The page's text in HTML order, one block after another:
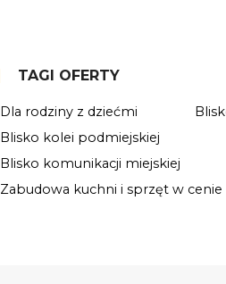
TAGI OFERTY
Dla rodziny z dziećmi
Blisko kolei podmiejskiej
Blisko komunikacji miejskiej
Zabudowa kuchni i sprzęt w cenie